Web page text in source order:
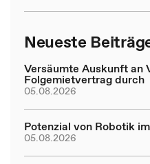
Neueste
Versäumte Auskunft an
Folgemietvertrag durch
05.08.2026
Potenzial von Robotik
05.08.2026